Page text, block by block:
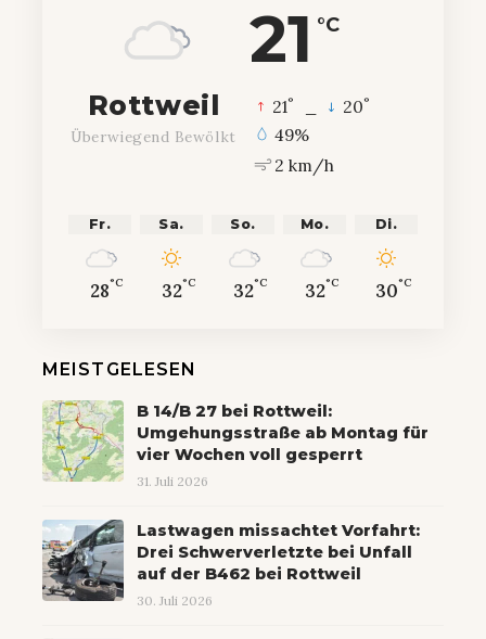
21 °C
Rottweil
Überwiegend Bewölkt
21° 20°
49%
2 km/h
Fr.
28°C
Sa.
32°C
So.
32°C
Mo.
32°C
Di.
30°C
MEISTGELESEN
B 14/B 27 bei Rottweil:
Umgehungsstraße ab Montag für
vier Wochen voll gesperrt
31. Juli 2026
Lastwagen missachtet Vorfahrt:
Drei Schwerverletzte bei Unfall
auf der B462 bei Rottweil
30. Juli 2026